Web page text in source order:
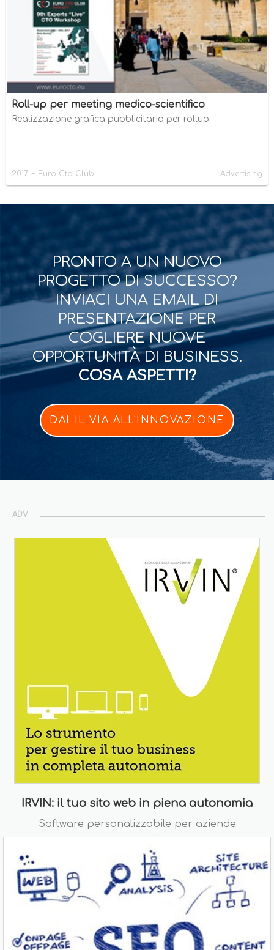
Roll-up per meeting medico-scientifico
Realizzazione grafica pubblicitaria per rollup.
2017 - Euro Cto Club Advertising
PRONTO A UN NUOVO
PROGETTO DI SUCCESSO?
INVIACI UNA EMAIL DI
PRESENTAZIONE PER
COGLIERE NUOVE
OPPORTUNITÀ DI BUSINESS.
COSA ASPETTI?
DAI IL VIA ALL'INNOVAZIONE
ADV
IRVIN: il tuo sito web in piena autonomia
Software personalizzabile per aziende